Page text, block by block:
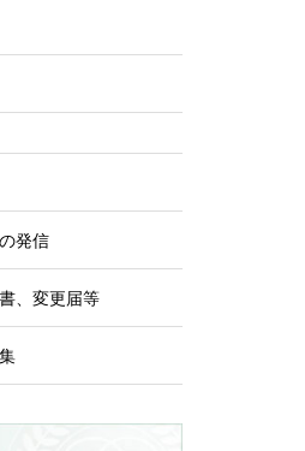
発信
、変更届等